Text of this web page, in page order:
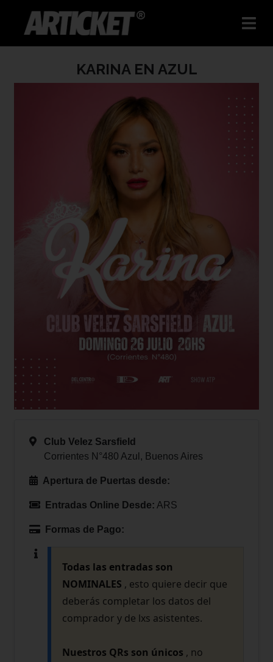
KARINA EN AZUL
Club Velez Sarsfield
Corrientes N°480 Azul, Buenos Aires
Apertura de Puertas desde:
Entradas Online Desde: ARS
Formas de Pago:
Todas las entradas son
NOMINALES , esto quiere decir que
deberás completar los datos del
comprador y de lxs asistentes.
Nuestros QRs son únicos , no